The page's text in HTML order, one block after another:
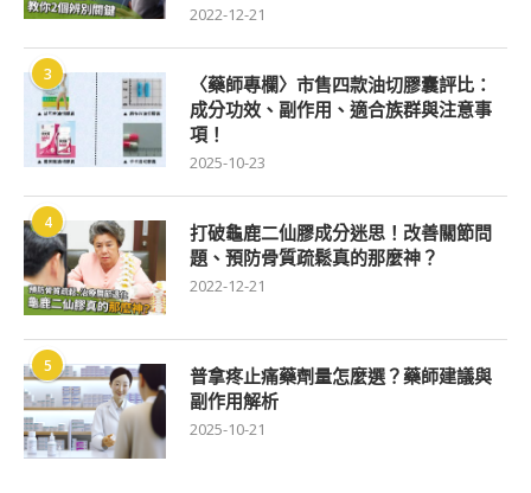
2022-12-21
3
〈藥師專欄〉市售四款油切膠囊評比：
成分功效、副作用、適合族群與注意事
項！
2025-10-23
4
打破龜鹿二仙膠成分迷思！改善關節問
題、預防骨質疏鬆真的那麼神？
2022-12-21
5
普拿疼止痛藥劑量怎麼選？藥師建議與
副作用解析
2025-10-21